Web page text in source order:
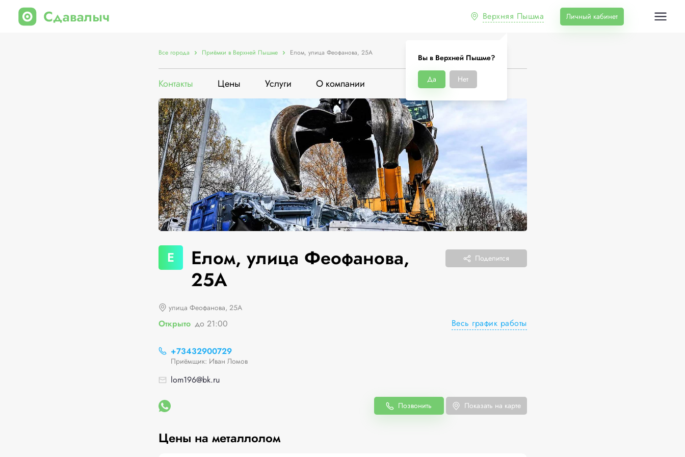
Верхняя Пышма
Вы в Верхней Пышме?
Да Нет
Личный кабинет
Все города Приёмки в Верхней Пышме Елом, улица Феофанова, 25А
Контакты Цены Услуги О компании
Е
Елом, улица Феофанова,
25А
Поделится
улица Феофанова, 25А
Открыто до 21:00 Весь график работы
+73432900729
Приёмщик: Иван Ломов
lom196@bk.ru
Позвонить Показать на карте
Цены на металлолом